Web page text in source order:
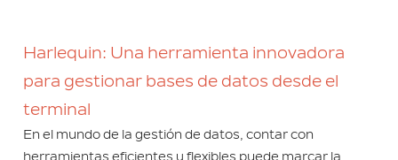
Harlequin: Una herramienta innovadora
para gestionar bases de datos desde el
terminal
En el mundo de la gestión de datos, contar con